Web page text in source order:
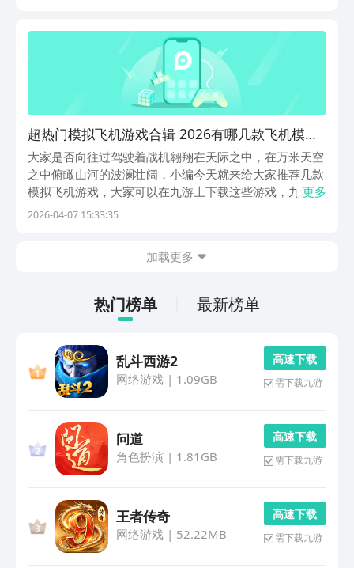
最...
超热门模拟飞机游戏合辑 2026有哪几款飞机模拟
的游戏
大家是否向往过驾驶着战机翱翔在天际之中，在万米天空
之中俯瞰山河的波澜壮阔，小编今天就来给大家推荐几款
模拟飞机游戏，大家可以在九游上下载这些游戏，九游是
手游性价比最高、福利第一的游戏平台，隶属于阿里巴巴
更多
2026-04-07 15:33:35
加载更多
热门榜单 最新榜单
乱斗西游2
网络游戏| 1.09GB
高 速 下 载
需下载九游
问道
角色扮演 | 1.81GB
高 速 下 载
需下载九游
王者传奇
网络游戏| 52.22MB
高 速 下 载
需下载九游